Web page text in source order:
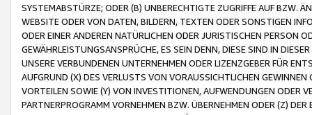
SYSTEMABSTÜRZE; ODER (B) UNBERECHTIGTE ZUGRIFFE AUF BZW.
WEBSITE ODER VON DATEN, BILDERN, TEXTEN ODER SONSTIGEN
ODER EINER ANDEREN NATÜRLICHEN ODER JURISTISCHEN PERSON
GEWÄHRLEISTUNGSANSPRÜCHE, ES SEIN DENN, DIESE SIND IN
UNSERE VERBUNDENEN UNTERNEHMEN ODER LIZENZGEBER FÜR
AUFGRUND (X) DES VERLUSTS VON VORAUSSICHTLICHEN
VORTEILEN SOWIE (Y) VON INVESTITIONEN, AUFWENDUNGEN ODER
PARTNERPROGRAMM VORNEHMEN BZW. ÜBERNEHMEN ODER (Z)